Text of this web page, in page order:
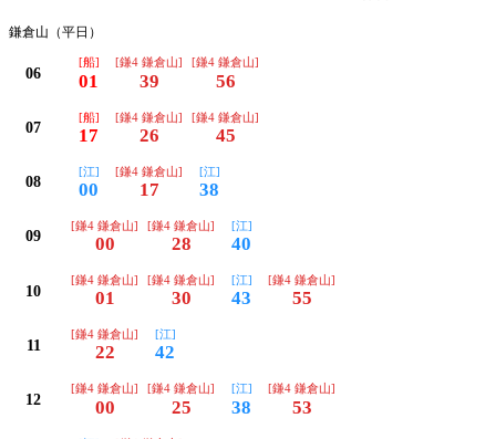
鎌倉山（平日）
06
[船]
01
[鎌4 鎌倉山]
39
[鎌4 鎌倉山]
56
07
[船]
17
[鎌4 鎌倉山]
26
[鎌4 鎌倉山]
45
08
[江]
00
[鎌4 鎌倉山]
17
[江]
38
09
[鎌4 鎌倉山]
00
[鎌4 鎌倉山]
28
[江]
40
10
[鎌4 鎌倉山]
01
[鎌4 鎌倉山]
30
[江]
43
[鎌4 鎌倉山]
55
11
[鎌4 鎌倉山]
22
[江]
42
12
[鎌4 鎌倉山]
00
[鎌4 鎌倉山]
25
[江]
38
[鎌4 鎌倉山]
53